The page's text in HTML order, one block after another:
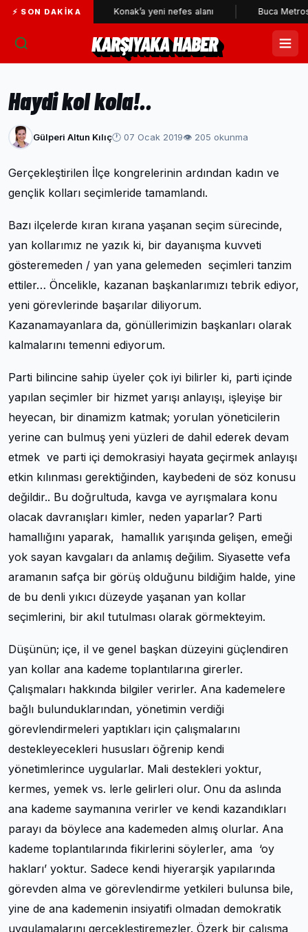
⚡ SON DAKIKA
bekçileri Konak’a yeni nefes alanı Buca
KARŞIYAKA HABER
Haydi kol kola!..
Gülperi Altun Kılıç🕐 07 Ocak 2019👁 205 okunma
Gerçekleştirilen İlçe kongrelerinin ardından kadın ve
gençlik kolları seçimleride tamamlandı.
Bazı ilçelerde kıran kırana yaşanan seçim sürecinde,
yan kollarımız ne yazık ki, bir dayanışma kuvveti
gösteremeden / yan yana gelemeden seçimleri tanzim
ettiler… Öncelikle, kazanan başkanlarımızı tebrik ediyor,
yeni görevlerinde başarılar diliyorum.
Kazanamayanlara da, gönüllerimizin başkanları olarak
kalmalarını temenni ediyorum.
Parti bilincine sahip üyeler çok iyi bilirler ki, parti içinde
yapılan seçimler bir hizmet yarışı anlayışı, işleyişe bir
heyecan, bir dinamizm katmak; yorulan yöneticilerin
yerine can bulmuş yeni yüzleri de dahil ederek devam
etmek ve parti içi demokrasiyi hayata geçirmek anlayışı
etkin kılınması gerektiğinden, kaybedeni de söz konusu
değildir.. Bu doğrultuda, kavga ve ayrışmalara konu
olacak davranışları kimler, neden yaparlar? Parti
hamallığını yaparak, hamallık yarışında gelişen, emeği
yok sayan kavgaları da anlamış değilim. Siyasette vefa
aramanın safça bir görüş olduğunu bildiğim halde, yine
de bu denli yıkıcı düzeyde yaşanan yan kollar
seçimlerini, bir akıl tutulması olarak görmekteyim.
Düşünün; içe, il ve genel başkan düzeyini güçlendiren
yan kollar ana kademe toplantılarına girerler.
Çalışmaları hakkında bilgiler verirler. Ana kademelere
bağlı bulunduklarından, yönetimin verdiği
görevlendirmeleri yaptıkları için çalışmalarını
destekleyecekleri hususları öğrenip kendi
yönetimlerince uygularlar. Mali destekleri yoktur,
kermes, yemek vs. lerle gelirleri olur. Onu da aslında
ana kademe saymanına verirler ve kendi kazandıkları
parayı da böylece ana kademeden almış olurlar. Ana
kademe toplantılarında fikirlerini söylerler, ama ‘oy
hakları’ yoktur. Sadece kendi hiyerarşik yapılarında
görevden alma ve görevlendirme yetkileri bulunsa bile,
yine de ana kademenin insiyatifi olmadan demokratik
uygulamalarını gerçekleştiremezler. Özerk bir çalışma